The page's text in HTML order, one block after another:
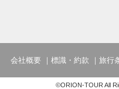
会社概要 標識・約款 旅行
©ORION-TOUR All